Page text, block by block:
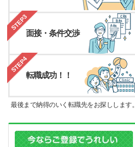
必須 希望の働き方
正社員
STEP3
面接・条件交渉
STEP4
転職成功！！
最後まで納得のいく転職先をお探しします。